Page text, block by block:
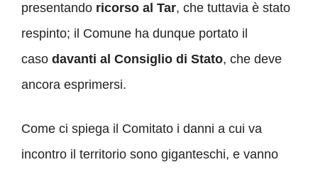
presentando ricorso al Tar, che tuttavia è stato
respinto; il Comune ha dunque portato il
caso davanti al Consiglio di Stato, che deve
ancora esprimersi.
Come ci spiega il Comitato i danni a cui va
incontro il territorio sono giganteschi, e vanno